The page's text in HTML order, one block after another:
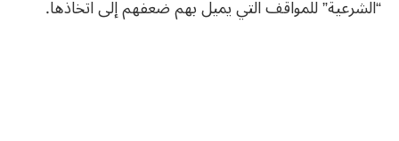
“الشرعية” للمواقف التي يميل بهم ضعفهم إلى اتخاذها.